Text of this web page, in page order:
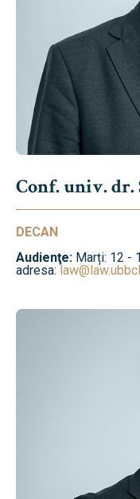
Conf. univ. dr.
DECAN
Audienţe: Marți: 12 -
adresa: